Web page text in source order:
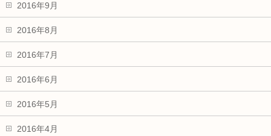
2016年9月
2016年8月
2016年7月
2016年6月
2016年5月
2016年4月